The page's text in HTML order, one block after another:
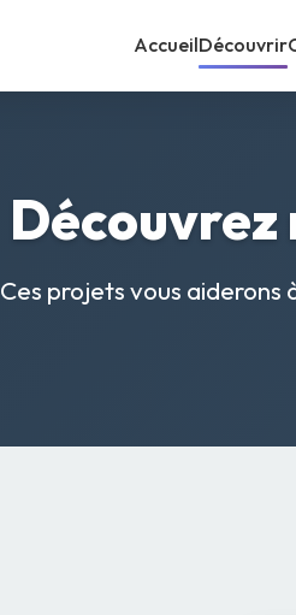
AccueilDécouvrir
Ces projets vous